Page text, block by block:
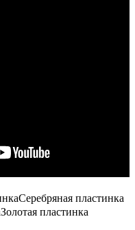
Серебряная пластинка
Золотая пластинка